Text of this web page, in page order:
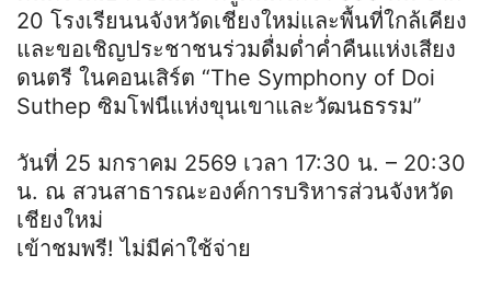
20 โรงเรียนนจังหวัดเชียงใหม่และพื้นที่ใกล้เคียง
และขอเชิญประชาชนร่วมดื่มด่ำค่ำคืนแห่งเสียง
ดนตรี ในคอนเสิร์ต “The Symphony of Doi
Suthep ซิมโฟนีแห่งขุนเขาและวัฒนธรรม”
วันที่ 25 มกราคม 2569 เวลา 17:30 น. – 20:30
น. ณ สวนสาธารณะองค์การบริหารส่วนจังหวัด
เชียงใหม่
เข้าชมพรี! ไม่มีค่าใช้จ่าย